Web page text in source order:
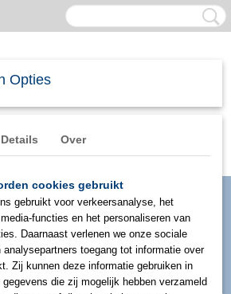
Opties
Details Over
cookies gebruikt
gebruikt voor verkeersanalyse, het
functies en het personaliseren van
Daarnaast verlenen we onze sociale
toegang tot informatie over
Zij kunnen deze informatie gebruiken in
die zij mogelijk hebben verzameld